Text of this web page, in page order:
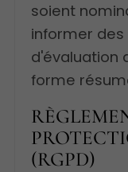
soient
informer
d'évaluation
forme
(RGPD)